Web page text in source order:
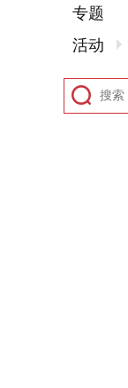
专题
活动